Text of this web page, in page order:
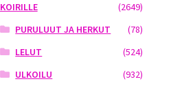
KOIRILLE
(2649)
PURULUUT JA HERKUT
(78)
LELUT
(524)
ULKOILU
(932)